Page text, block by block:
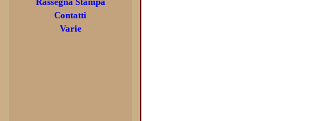
Contatti
Varie